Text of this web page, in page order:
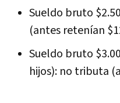
Sueldo bruto
(antes retenían
Sueldo bruto
hijos): no tributa